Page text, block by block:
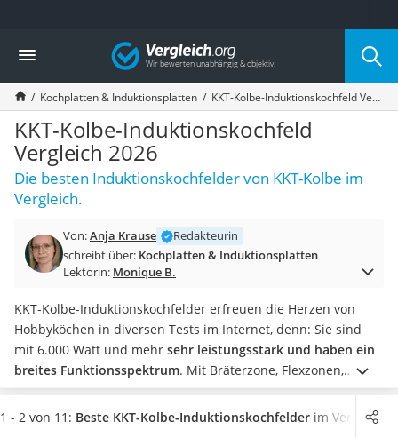
Die beliebtesten Vergleiche nach Kategorie
Haushalt
Wassersprudler
Zentralstaubsauger
Brotbackautomat
Wischroboter
Wäschespinne
Industriestaubsauger
Spülmaschinentabs
Eierkocher
AEG-Waschmaschine
Saug-Wisch-Roboter
Handstaubsauger
Milchaufschäumer
Kondenstrockner
Reiskocher
Heißwasserspender
Ecovacs-Saugroboter
Vergleich
Kochplatten & Induktionsplatten KKT-Kolbe-Induktionskochfeld Vergleich 2026
KKT-Kolbe-Induktionskochfeld
Vergleich 2026
Die besten Induktionskochfelder von KKT-Kolbe im
Vergleich.
Von:Anja Krause
Redakteurin
schreibt über: Kochplatten & Induktionsplatten
Lektorin: Monique B.
KKT-Kolbe-Induktionskochfelder erfreuen die Herzen von
Hobbyköchen in diversen Tests im Internet, denn: Sie sind
mit 6.000 Watt und mehr sehr leistungsstark und haben ein
breites Funktionsspektrum. Mit Bräterzone, Flexzonen,
Restwärmeanzeige und Bratsensor sorgen sie zuverlässig für
Kochvergnüngen – und für leckere Ergebnisse in speziellen
1 - 2 von 11: Beste KKT-Kolbe-Induktionskochfelder im Vergleich